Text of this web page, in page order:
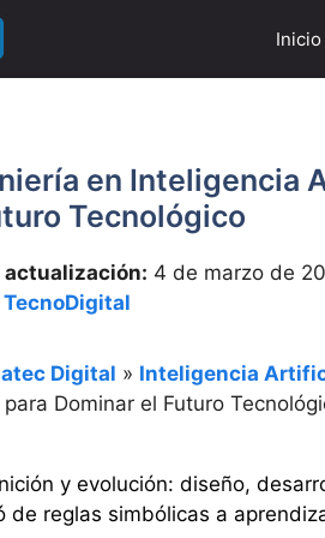
Inicio
en Inteligencia
Tecnológico
actualización: 4 de marzo de
TecnoDigital
Digital » Inteligencia
para Dominar el Futuro
y evolución: diseño,
de reglas simbólicas a